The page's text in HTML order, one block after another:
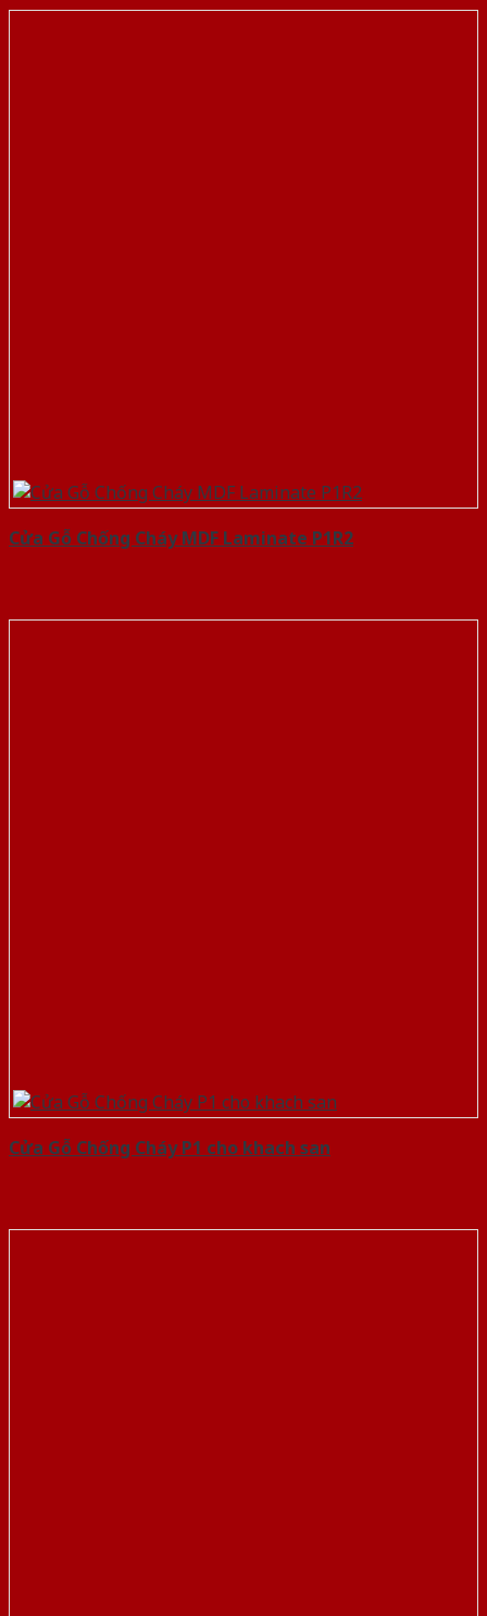
Cửa Gỗ Chống Cháy MDF Laminate P1R2
Cửa Gỗ Chống Cháy P1 cho khach san